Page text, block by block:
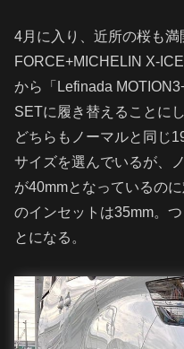
4月に入り、近所の桜も
FORCE+MICHELIN X-
から「Lefinada
SETに履き替えることにし
どちらもノーマルと同じ
サイズを選んでいるが、
が40mmとなっているの
のインセットは35mm。
とになる。